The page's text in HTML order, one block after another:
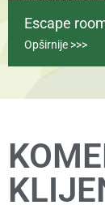
Escape
Opširnije >>>